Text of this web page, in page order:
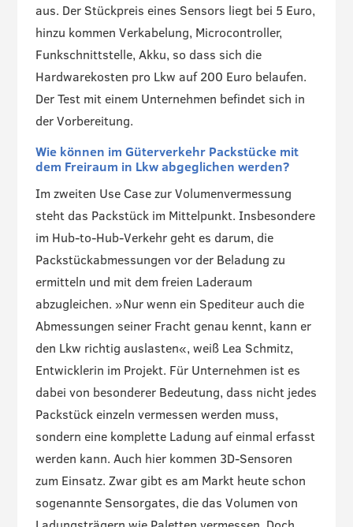
aus. Der Stückpreis eines Sensors liegt bei 5 Euro,
hinzu kommen Verkabelung, Microcontroller,
Funkschnittstelle, Akku, so dass sich die
Hardwarekosten pro Lkw auf 200 Euro belaufen.
Der Test mit einem Unternehmen befindet sich in
der Vorbereitung.
Wie können im Güterverkehr Packstücke mit
dem Freiraum in Lkw abgeglichen werden?
Im zweiten Use Case zur Volumenvermessung
steht das Packstück im Mittelpunkt. Insbesondere
im Hub-to-Hub-Verkehr geht es darum, die
Packstückabmessungen vor der Beladung zu
ermitteln und mit dem freien Laderaum
abzugleichen. »Nur wenn ein Spediteur auch die
Abmessungen seiner Fracht genau kennt, kann er
den Lkw richtig auslasten«, weiß Lea Schmitz,
Entwicklerin im Projekt. Für Unternehmen ist es
dabei von besonderer Bedeutung, dass nicht jedes
Packstück einzeln vermessen werden muss,
sondern eine komplette Ladung auf einmal erfasst
werden kann. Auch hier kommen 3D-Sensoren
zum Einsatz. Zwar gibt es am Markt heute schon
sogenannte Sensorgates, die das Volumen von